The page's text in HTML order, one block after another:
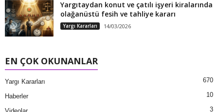
Yargıtaydan konut ve çatılı işyeri kiralarında
olağanüstü fesih ve tahliye kararı
Yargı Kararları 14/03/2026
EN ÇOK OKUNANLAR
Yargı Kararları 670
Haberler 10
3